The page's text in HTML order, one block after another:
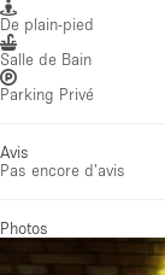
De plain-pied
Salle de Bain
Parking Privé
Avis
Pas encore d'avis
Photos